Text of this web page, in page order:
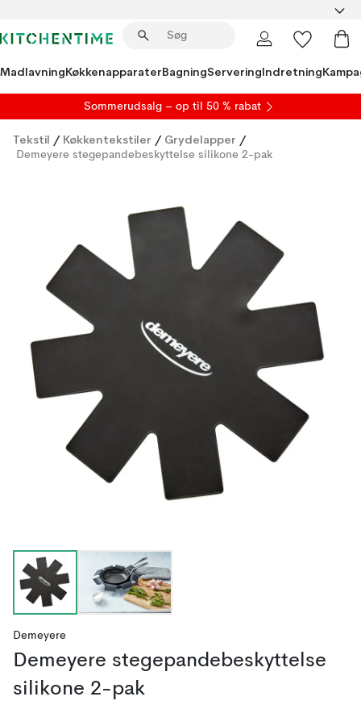
MadlavningKøkkenapparaterBagningServeringIndretning
Sommerudsalg – op til 50 % rabat
Tekstil / Køkkentekstiler / Grydelapper /
Demeyere stegepandebeskyttelse silikone 2-pak
Demeyere
Demeyere stegepandebeskyttelse
silikone 2-pak